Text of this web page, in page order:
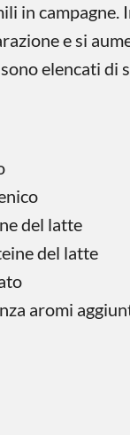
in campagne.
e si
elencati di
del latte
del latte
aromi